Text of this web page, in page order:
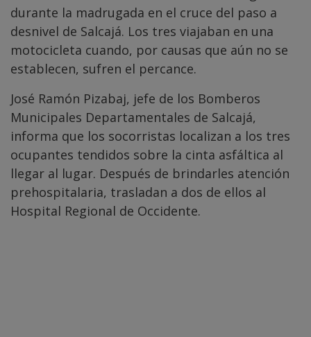
durante la madrugada en el cruce del paso a
desnivel de Salcajá. Los tres viajaban en una
motocicleta cuando, por causas que aún no se
establecen, sufren el percance.
José Ramón Pizabaj, jefe de los Bomberos
Municipales Departamentales de Salcajá,
informa que los socorristas localizan a los tres
ocupantes tendidos sobre la cinta asfáltica al
llegar al lugar. Después de brindarles atención
prehospitalaria, trasladan a dos de ellos al
Hospital Regional de Occidente.